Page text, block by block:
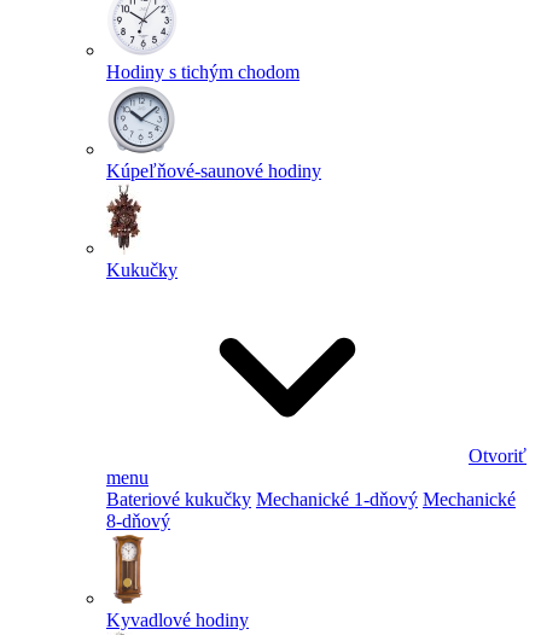
Hodiny s tichým chodom
Kúpeľňové-saunové hodiny
Kukučky
Otvoriť
menu
Bateriové kukučky Mechanické 1-dňový Mechanické
8-dňový
Kyvadlové hodiny